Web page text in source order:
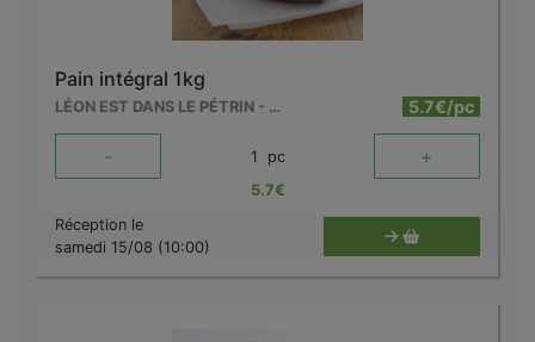
Pain intégral 1kg
LÉON EST DANS LE PÉTRIN - MOUSCRON 5.7€/pc
- 1 pc +
5.7€
Réception le
samedi 15/08 (10:00)